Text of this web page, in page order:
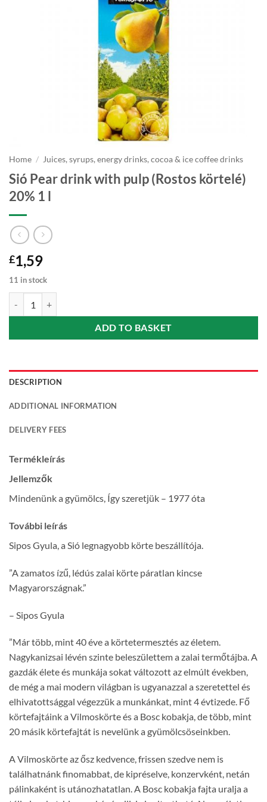
Home / Juices, syrups, energy drinks, cocoa & ice coffee drinks
Sió Pear drink with pulp (Rostos körtelé)
20% 1 l
£1,59
11 in stock
ADD TO BASKET
DESCRIPTION
ADDITIONAL INFORMATION
DELIVERY FEES
Termékleírás
Jellemzők
Mindenünk a gyümölcs, Így szeretjük – 1977 óta
További leírás
Sipos Gyula, a Sió legnagyobb körte beszállítója.
”A zamatos ízű, lédús zalai körte páratlan kincse
Magyarországnak.”
– Sipos Gyula
”Már több, mint 40 éve a körtetermesztés az életem.
Nagykanizsai lévén szinte beleszülettem a zalai termőtájba. A
gazdák élete és munkája sokat változott az elmúlt években,
de még a mai modern világban is ugyanazzal a szeretettel és
elhivatottsággal végezzük a munkánkat, mint 4 évtizede. Fő
körtefajtáink a Vilmoskörte és a Bosc kobakja, de több, mint
20 másik körtefajtát is nevelünk a gyümölcsöseinkben.
A Vilmoskörte az ősz kedvence, frissen szedve nem is
találhatnánk finomabbat, de kipréselve, konzervként, netán
pálinkaként is utánozhatatlan. A Bosc kobakja fajta uralja a